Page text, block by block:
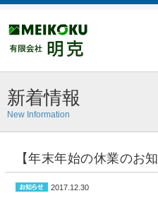
新着情報
New Information
【年末年始の休業のお知
2017.12.30